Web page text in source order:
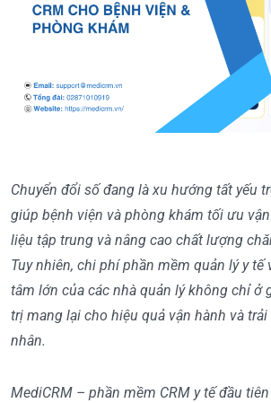
Chuyển đổi số đang là xu hướng tất yếu
giúp bệnh viện và phòng khám tối ưu
liệu tập trung và nâng cao chất lượng
Tuy nhiên, chi phí phần mềm quản lý y tế
tâm lớn của các nhà quản lý không chỉ ở
trị mang lại cho hiệu quả vận hành và
nhân.
MediCRM – phần mềm CRM y tế đầu